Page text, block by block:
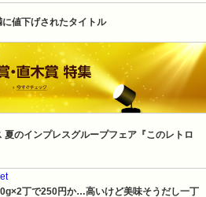
値下げされたタイトル
夏のインプレスグループフェア『このレトロ
丁で250円か…高いけど美味そうだし一丁